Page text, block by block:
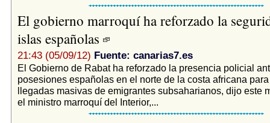
El gobierno marroquí ha reforzado la
islas españolas
21:43 (05/09/12) Fuente: canarias7.es
El Gobierno de Rabat ha reforzado la presencia policial
posesiones españolas en el norte de la costa africana
llegadas masivas de emigrantes subsaharianos, dijo este
el ministro marroquí del Interior,...